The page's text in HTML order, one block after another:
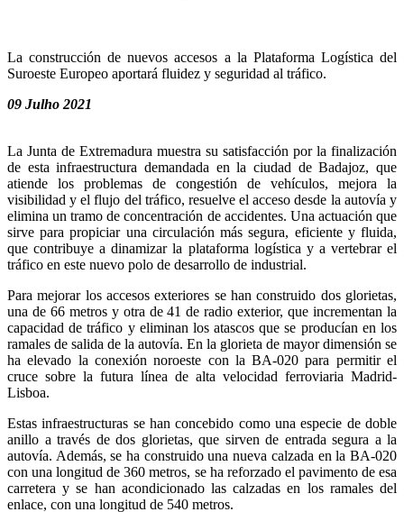
La construcción de nuevos accesos a la Plataforma Logística del
Suroeste Europeo aportará fluidez y seguridad al tráfico.
09 Julho 2021
La Junta de Extremadura muestra su satisfacción por la finalización
de esta infraestructura demandada en la ciudad de Badajoz, que
atiende los problemas de congestión de vehículos, mejora la
visibilidad y el flujo del tráfico, resuelve el acceso desde la autovía y
elimina un tramo de concentración de accidentes. Una actuación que
sirve para propiciar una circulación más segura, eficiente y fluida,
que contribuye a dinamizar la plataforma logística y a vertebrar el
tráfico en este nuevo polo de desarrollo de industrial.
Para mejorar los accesos exteriores se han construido dos glorietas,
una de 66 metros y otra de 41 de radio exterior, que incrementan la
capacidad de tráfico y eliminan los atascos que se producían en los
ramales de salida de la autovía. En la glorieta de mayor dimensión se
ha elevado la conexión noroeste con la BA-020 para permitir el
cruce sobre la futura línea de alta velocidad ferroviaria Madrid-
Lisboa.
Estas infraestructuras se han concebido como una especie de doble
anillo a través de dos glorietas, que sirven de entrada segura a la
autovía. Además, se ha construido una nueva calzada en la BA-020
con una longitud de 360 metros, se ha reforzado el pavimento de esa
carretera y se han acondicionado las calzadas en los ramales del
enlace, con una longitud de 540 metros.